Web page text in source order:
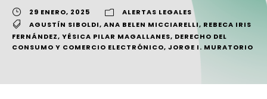
29 ENERO, 2025
ALERTAS LEGALES
AGUSTÍN SIBOLDI, ANA BELEN MICCIARELLI, REBECA IRIS
FERNÁNDEZ, YÉSICA PILAR MAGALLANES, DERECHO DEL
CONSUMO Y COMERCIO ELECTRÓNICO, JORGE I. MURATORIO